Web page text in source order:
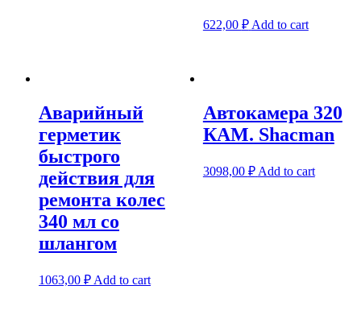
622,00 ₽ Add to cart
Аварийный
герметик
быстрого
действия для
ремонта колес
340 мл со
шлангом
1063,00 ₽ Add to cart
Автокамера 320
КАМ. Shacman
3098,00 ₽ Add to cart